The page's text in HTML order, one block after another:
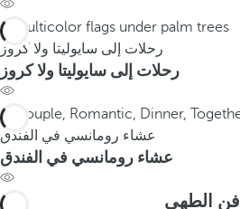
رحلات إلى سايوليتا ولا كروز
رحلات إلى سايوليتا ولا كروز
عشاء رومانسي في الفندق
عشاء رومانسي في الفندق
فن الطهي